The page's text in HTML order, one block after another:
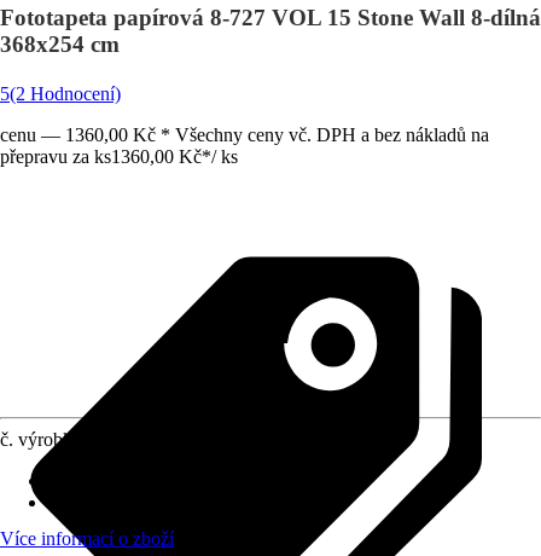
Fototapeta papírová 8-727 VOL 15 Stone Wall 8-dílná
368x254 cm
5(2 Hodnocení)
cenu — 1360,00 Kč * Všechny ceny vč. DPH a bez nákladů na
přepravu za ks1360,00 Kč*/ ks
č. výrobku
Více informací o zboží